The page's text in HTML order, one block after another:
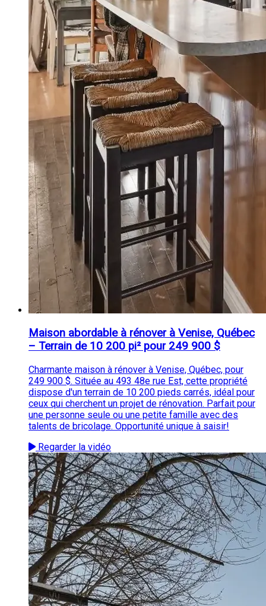
Maison abordable à rénover à Venise, Québec
– Terrain de 10 200 pi² pour 249 900 $
Charmante maison à rénover à Venise, Québec, pour
249 900 $. Située au 493 48e rue Est, cette propriété
dispose d'un terrain de 10 200 pieds carrés, idéal pour
ceux qui cherchent un projet de rénovation. Parfait pour
une personne seule ou une petite famille avec des
talents de bricolage. Opportunité unique à saisir!
Regarder la vidéo